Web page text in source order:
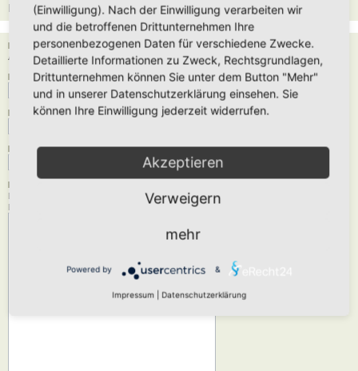
Robert
Empfänger:
Administrator
Deine E-Mail-Adresse:
Dein Name:
Betreff:
Nachrichtentext:
Diese Nachricht wird als reiner Text verschickt, verwende daher kein HTML oder
BBCode. Als Antwort-Adresse für die E-Mail wird deine E-Mail-Adresse angegeben.
(Einwilligung). Nach der Einwilligung verarbeiten wir
und die betroffenen Drittunternehmen Ihre
personenbezogenen Daten für verschiedene Zwecke.
Detaillierte Informationen zu Zweck, Rechtsgrundlagen,
Drittunternehmen können Sie unter dem Button "Mehr"
und in unserer Datenschutzerklärung einsehen. Sie
können Ihre Einwilligung jederzeit widerrufen.
Akzeptieren
Verweigern
mehr
Powered by &
Impressum Datenschutzerklärung